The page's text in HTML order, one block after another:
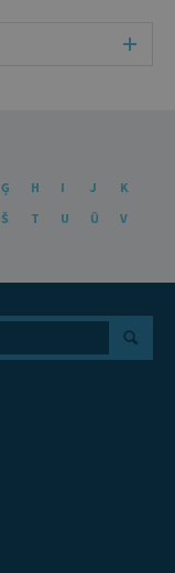
Ģ H I J
K
Š T U Ū
V